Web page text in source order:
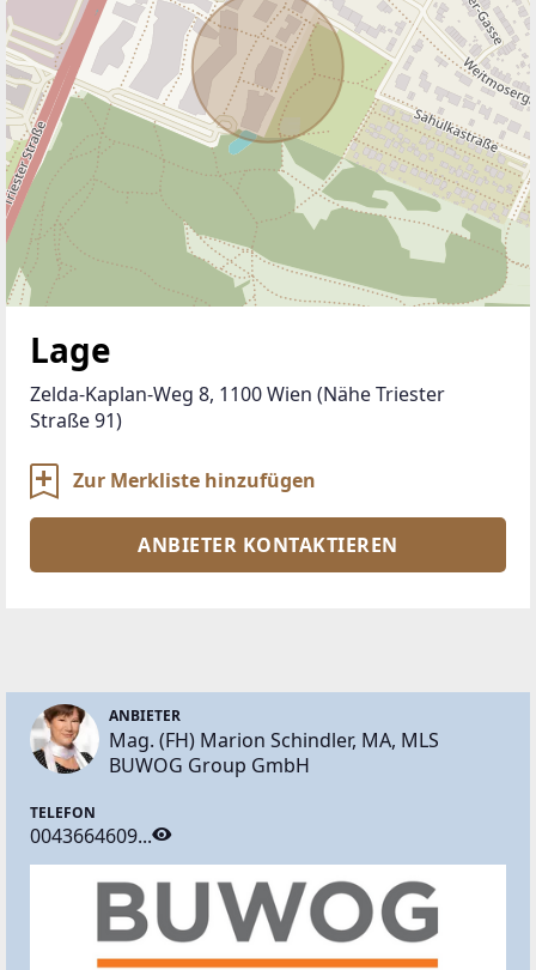
Lage
Zelda-Kaplan-Weg 8, 1100 Wien (Nähe Triester
Straße 91)
Zur Merkliste hinzufügen
ANBIETER KONTAKTIEREN
ANBIETER
Mag. (FH) Marion Schindler, MA, MLS
BUWOG Group GmbH
TELEFON
0043664609...